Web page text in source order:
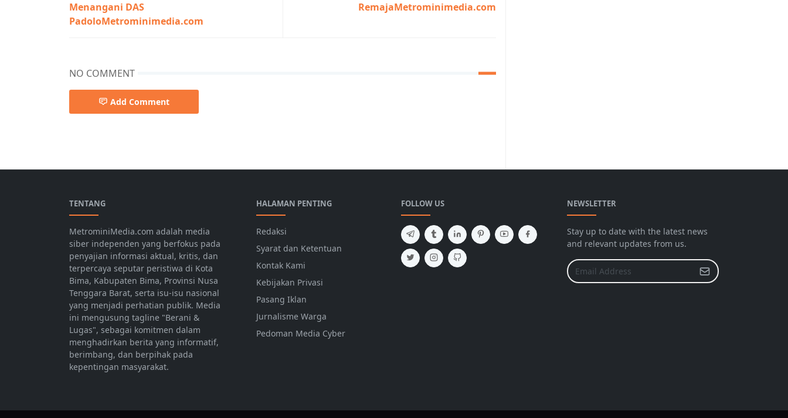
Menangani DAS
PadoloMetrominimedia.com
RemajaMetrominimedia.com
NO COMMENT
Add Comment
TENTANG
MetrominiMedia.com adalah media
siber independen yang berfokus pada
penyajian informasi aktual, kritis, dan
terpercaya seputar peristiwa di Kota
Bima, Kabupaten Bima, Provinsi Nusa
Tenggara Barat, serta isu-isu nasional
yang menjadi perhatian publik. Media
ini mengusung tagline "Berani &
Lugas", sebagai komitmen dalam
menghadirkan berita yang informatif,
berimbang, dan berpihak pada
kepentingan masyarakat.
HALAMAN PENTING
Redaksi
Syarat dan Ketentuan
Kontak Kami
Kebijakan Privasi
Pasang Iklan
Jurnalisme Warga
Pedoman Media Cyber
FOLLOW US NEWSLETTER
Stay up to date with the latest news
and relevant updates from us.